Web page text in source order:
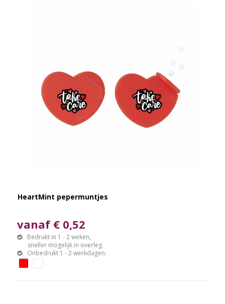
HeartMint pepermuntjes
vanaf € 0,52
Bedrukt in 1 - 2 weken,
sneller mogelijk in overleg.
Onbedrukt 1 - 2 werkdagen.